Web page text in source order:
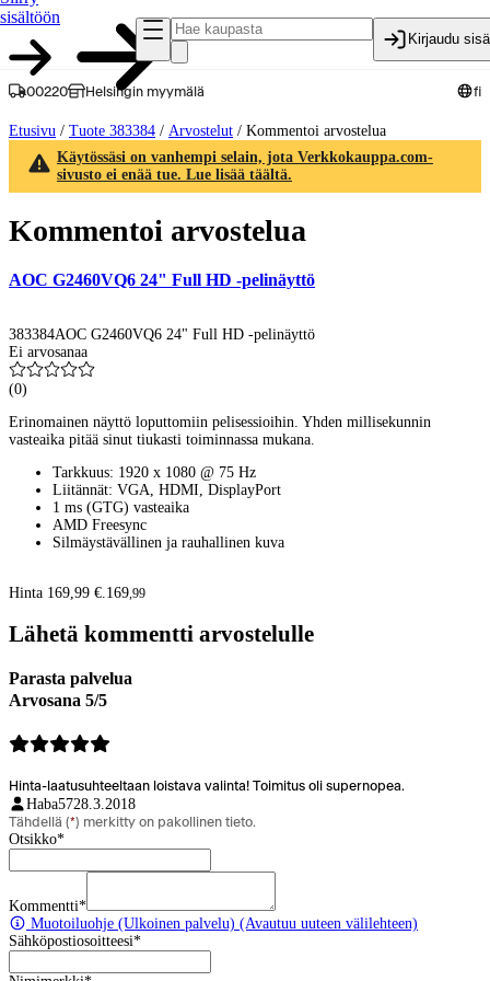
sisältöön
Kirjaudu
00220 Helsingin myymälä fi
Etusivu / Tuote 383384 / Arvostelut / Kommentoi arvostelua
Käytössäsi on vanhempi selain, jota Verkkokauppa.com-
sivusto ei enää tue. Lue lisää täältä.
Kommentoi arvostelua
AOC G2460VQ6 24" Full HD -pelinäyttö
383384AOC G2460VQ6 24" Full HD -pelinäyttö
Ei arvosanaa
(0)
Erinomainen näyttö loputtomiin pelisessioihin. Yhden millisekunnin
vasteaika pitää sinut tiukasti toiminnassa mukana.
Tarkkuus: 1920 x 1080 @ 75 Hz
Liitännät: VGA, HDMI, DisplayPort
1 ms (GTG) vasteaika
AMD Freesync
Silmäystävällinen ja rauhallinen kuva
Hinta 169,99 €. 169,99
Lähetä kommentti arvostelulle
Parasta palvelua
Arvosana 5/5
Hinta-laatusuhteeltaan loistava valinta! Toimitus oli supernopea.
Haba5728.3.2018
Tähdellä (*) merkitty on pakollinen tieto.
Otsikko*
Kommentti*
Muotoiluohje (Ulkoinen palvelu) (Avautuu uuteen välilehteen)
Sähköpostiosoitteesi*